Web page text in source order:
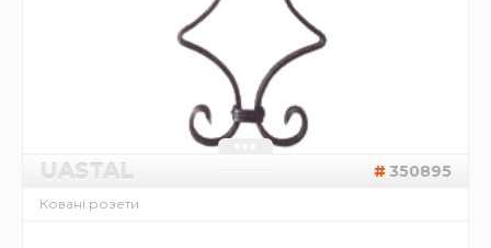
UASTAL 350895
Ковані розети